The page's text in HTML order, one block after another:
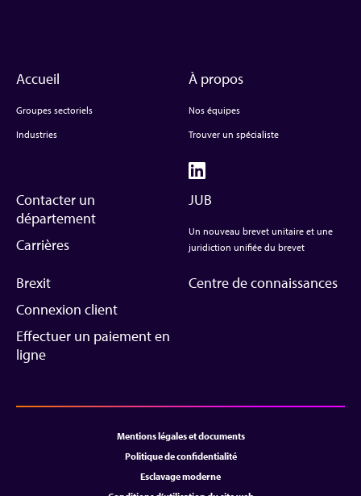
Accueil
Groupes sectoriels
Industries
À propos
Nos équipes
Trouver un spécialiste
Contacter un
département
Carrières
JUB
Un nouveau brevet unitaire et une
juridiction unifiée du brevet
Brexit
Connexion client
Effectuer un paiement en
ligne
Centre de connaissances
Mentions légales et documents
Politique de confidentialité
Esclavage moderne